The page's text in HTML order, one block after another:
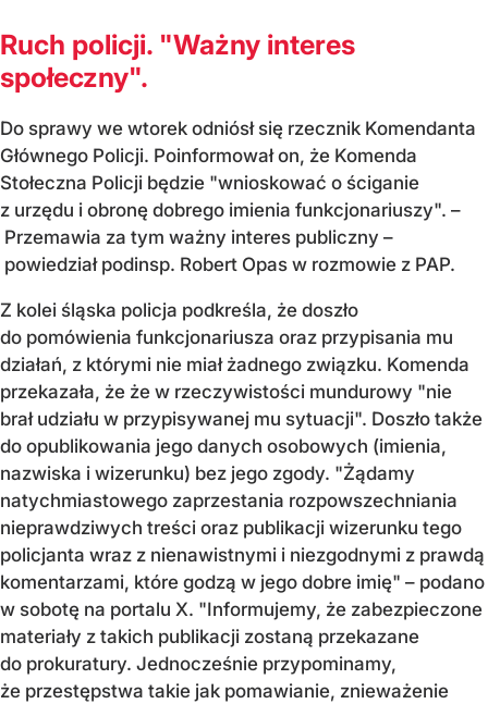
Ruch policji. "Ważny interes
społeczny".
Do sprawy we wtorek odniósł się rzecznik Komendanta
Głównego Policji. Poinformował on, że Komenda
Stołeczna Policji będzie "wnioskować o ściganie
z urzędu i obronę dobrego imienia funkcjonariuszy". –
Przemawia za tym ważny interes publiczny –
powiedział podinsp. Robert Opas w rozmowie z PAP.
Z kolei śląska policja podkreśla, że doszło
do pomówienia funkcjonariusza oraz przypisania mu
działań, z którymi nie miał żadnego związku. Komenda
przekazała, że że w rzeczywistości mundurowy "nie
brał udziału w przypisywanej mu sytuacji". Doszło także
do opublikowania jego danych osobowych (imienia,
nazwiska i wizerunku) bez jego zgody. "Żądamy
natychmiastowego zaprzestania rozpowszechniania
nieprawdziwych treści oraz publikacji wizerunku tego
policjanta wraz z nienawistnymi i niezgodnymi z prawdą
komentarzami, które godzą w jego dobre imię" – podano
w sobotę na portalu X. "Informujemy, że zabezpieczone
materiały z takich publikacji zostaną przekazane
do prokuratury. Jednocześnie przypominamy,
że przestępstwa takie jak pomawianie, znieważenie